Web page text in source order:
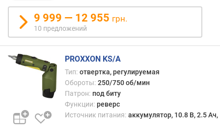
д
а
р
о
в
(
у
н
9 999 — 12 955 грн.
10 предложений
PROXXON KS/A
Тип: отвертка, регулируемая
Обороты: 250/750 об/мин
Патрон: под биту
Функции: реверс
Источник питания: аккумулятор, 10.8 В, 2.5 Ач,